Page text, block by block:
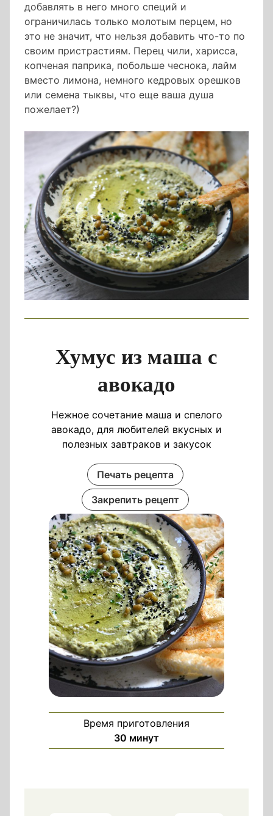
добавлять в него много специй и
ограничилась только молотым перцем, но
это не значит, что нельзя добавить что-то по
своим пристрастиям. Перец чили, харисса,
копченая паприка, побольше чеснока, лайм
вместо лимона, немного кедровых орешков
или семена тыквы, что еще ваша душа
пожелает?)
Хумус из маша с
авокадо
Нежное сочетание маша и спелого
авокадо, для любителей вкусных и
полезных завтраков и закусок
Печать рецепта
Закрепить рецепт
Время приготовления
30 минуты
минут